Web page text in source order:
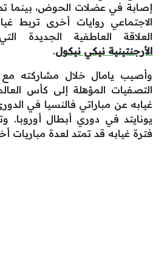
إصابة في عضلات الحوض، بينما
الاجتماعي روايات أخرى تربط
العلاقة العاطفية الجديدة
الأرجنتينية نيكي نيكول.
وأصيب يامال خلال مشاركته
غيابه عن مباراتي فالنسيا في
يونايتد في دوري أبطال أوروبا.
فترة غيابه قد تمتد لعدة مباريات